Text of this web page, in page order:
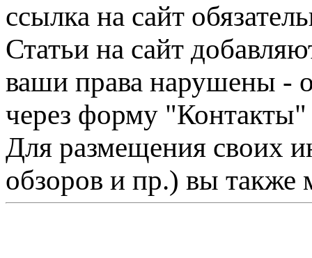
ссылка на сайт
Статьи на сайт
ваши права нарушены -
через форму "Контакты"
Для размещения своих
обзоров и пр.) вы также